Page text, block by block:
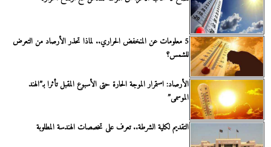
5 معلومات عن المنخفض الحراري.. لماذا تحذر الأرصاد من التعرض
للشمس؟
الأرصاد: استمرار الموجة الحارة حتى الأسبوع المقبل تأثرا بـ”الهند
الموسمى”
التقديم لكلية الشرطة.. تعرف على تخصصات الهندسة المطلوبة